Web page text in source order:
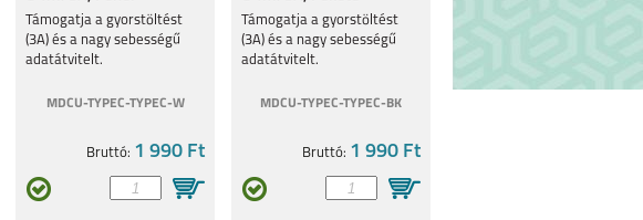
Támogatja a gyorstöltést
(3A) és a nagy sebességű
adatátvitelt.
MDCU-TYPEC-TYPEC-W
Bruttó: 1 990 Ft
Támogatja a gyorstöltést
(3A) és a nagy sebességű
adatátvitelt.
MDCU-TYPEC-TYPEC-BK
Bruttó: 1 990 Ft